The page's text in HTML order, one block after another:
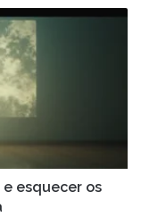
esquecer os